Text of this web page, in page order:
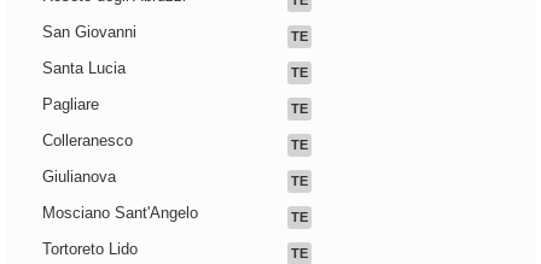
San Giovanni TE
Santa Lucia TE
Pagliare TE
Colleranesco TE
Giulianova TE
Mosciano Sant'Angelo TE
Tortoreto Lido TE